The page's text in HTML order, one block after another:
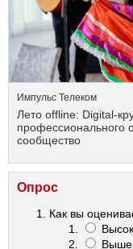
Импульс Телеком
Лето offline: Digital-
профессионального
сообщество
Опрос
Как вы
Выше